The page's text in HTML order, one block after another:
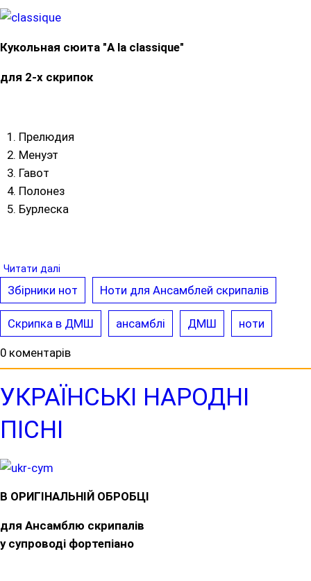
Кукольная сюита "A la classique"
для 2-х скрипок
Прелюдия
Менуэт
Гавот
Полонез
Бурлеска
Читати далі
Збірники нот Ноти для Ансамблей скрипалів
Скрипка в ДМШ ансамблі ДМШ ноти
0 коментарів
УКРАЇНСЬКІ НАРОДНІ
ПІСНІ
В ОРИГІНАЛЬНІЙ ОБРОБЦІ
для Ансамблю скрипалів
у супроводі фортепіано